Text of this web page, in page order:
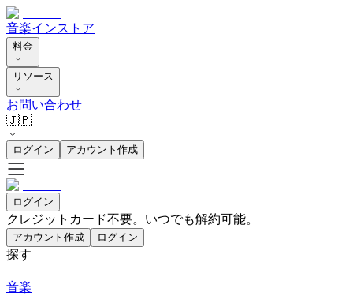
音楽インストア
料金
リソース
お問い合わせ
🇯🇵
ログイン アカウント作成
ログイン
クレジットカード不要。いつでも解約可能。
アカウント作成 ログイン
探す
音楽